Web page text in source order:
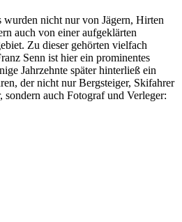
nicht nur von Jägern, Hirten
auch von einer aufgeklärten
Zu dieser gehörten vielfach
Senn ist hier ein prominentes
Jahrzehnte später hinterließ ein
der nicht nur Bergsteiger, Skifahrer
auch Fotograf und Verleger: